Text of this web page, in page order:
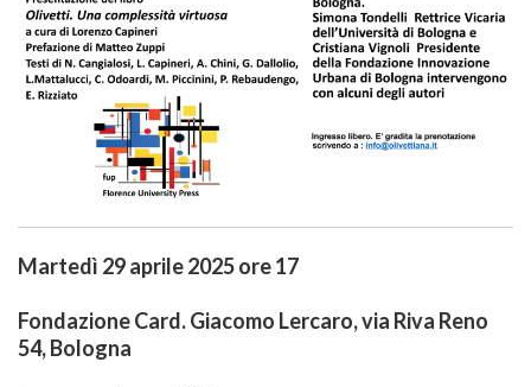
Martedì 29 aprile 2025 ore 17
Fondazione Card. Giacomo Lercaro, via Riva Reno
54, Bologna